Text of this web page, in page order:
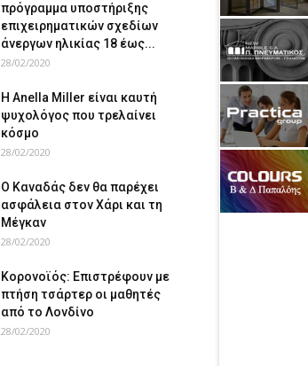
πρόγραμμα υποστήριξης
επιχειρηματικών σχεδίων
άνεργων ηλικίας 18 έως...
28/02/2020
Η Anella Miller είναι καυτή
ψυχολόγος που τρελαίνει
κόσμο
28/02/2020
Ο Καναδάς δεν θα παρέχει
ασφάλεια στον Χάρι και τη
Μέγκαν
28/02/2020
Κορονοϊός: Επιστρέφουν με
πτήση τσάρτερ οι μαθητές
από το Λονδίνο
28/02/2020